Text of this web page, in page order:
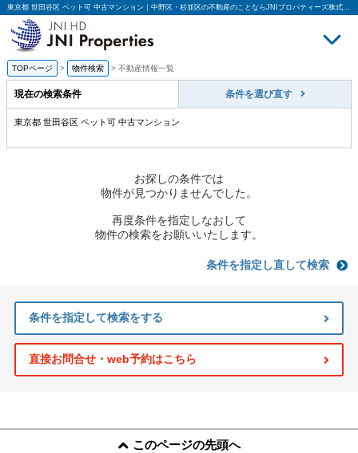
東京都 世田谷区 ペット可 中古マンション｜中野区・杉並区の不動産のことならJNIプロパティーズ株式会社
買いたい 売
TOPページ > 物件検索 > 不動産情報一覧
現在の検索条件 条件を選び直す
東京都 世田谷区 ペット可 中古マンション
お探しの条件では
物件が見つかりませんでした。
再度条件を指定しなおして
物件の検索をお願いいたします。
条件を指定し直して検索
条件を指定して検索をする
直接お問合せ・web予約はこちら
このページの先頭へ